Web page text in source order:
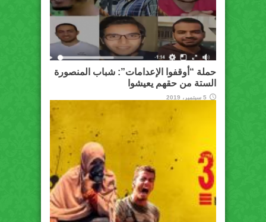
حملة “أوقفوا الإعدامات”: شباب المنصورة
الستة من حقهم يعيشوا
5 سبتمبر، 2019